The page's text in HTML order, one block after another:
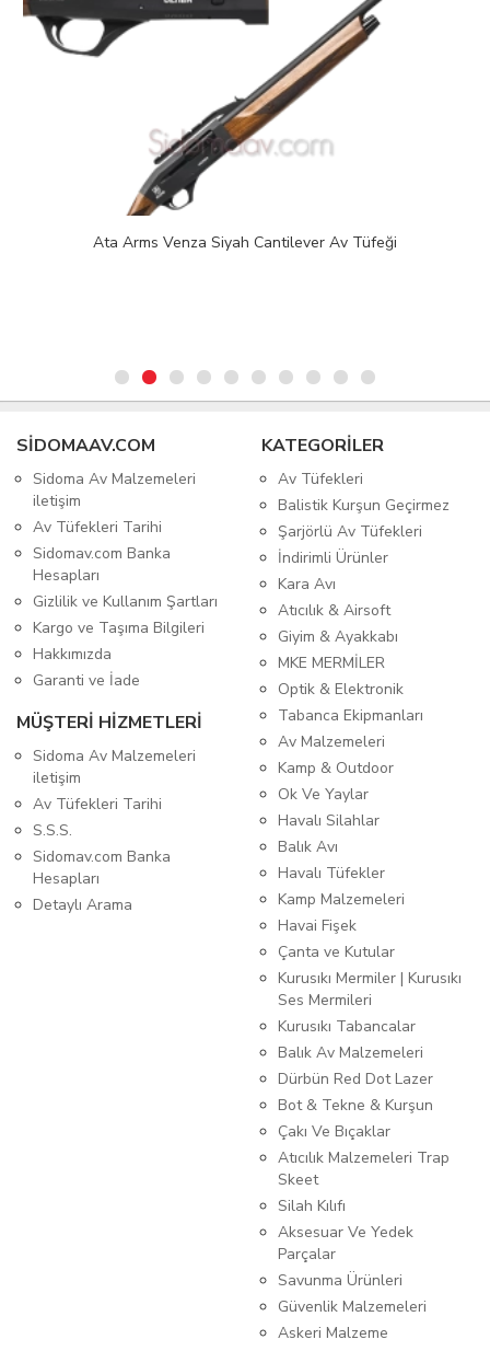
Ata Arms Venza Siyah Cantilever Av Tüfeği
SIDOMAAV.COM
Sidoma Av Malzemeleri
iletişim
Av Tüfekleri Tarihi
Sidomav.com Banka
Hesapları
Gizlilik ve Kullanım Şartları
Kargo ve Taşıma Bilgileri
Hakkımızda
Garanti ve İade
MÜŞTERİ HİZMETLERİ
Sidoma Av Malzemeleri
iletişim
Av Tüfekleri Tarihi
S.S.S.
Sidomav.com Banka
Hesapları
Detaylı Arama
KATEGORİLER
Av Tüfekleri
Balistik Kurşun Geçirmez
Şarjörlü Av Tüfekleri
İndirimli Ürünler
Kara Avı
Atıcılık & Airsoft
Giyim & Ayakkabı
MKE MERMİLER
Optik & Elektronik
Tabanca Ekipmanları
Av Malzemeleri
Kamp & Outdoor
Ok Ve Yaylar
Havalı Silahlar
Balık Avı
Havalı Tüfekler
Kamp Malzemeleri
Havai Fişek
Çanta ve Kutular
Kurusıkı Mermiler | Kurusıkı
Ses Mermileri
Kurusıkı Tabancalar
Balık Av Malzemeleri
Dürbün Red Dot Lazer
Bot & Tekne & Kurşun
Çakı Ve Bıçaklar
Atıcılık Malzemeleri Trap
Skeet
Silah Kılıfı
Aksesuar Ve Yedek
Parçalar
Savunma Ürünleri
Güvenlik Malzemeleri
Askeri Malzeme